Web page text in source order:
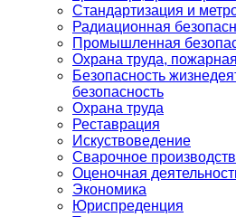
Стандартизация и
Радиационная
Промышленная
Охрана труда,
Безопасность
безопасность
Охрана труда
Реставрация
Искуствоведение
Сварочное
Оценочная
Экономика
Юриспреденция